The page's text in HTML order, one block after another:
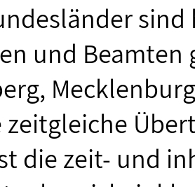
und Beamten
zeitgleiche
die zeit- und